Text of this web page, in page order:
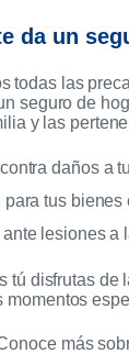
da un
todas las
seguro de
y las
daños a
para tus
lesiones a
tú disfrutas de
momentos
más